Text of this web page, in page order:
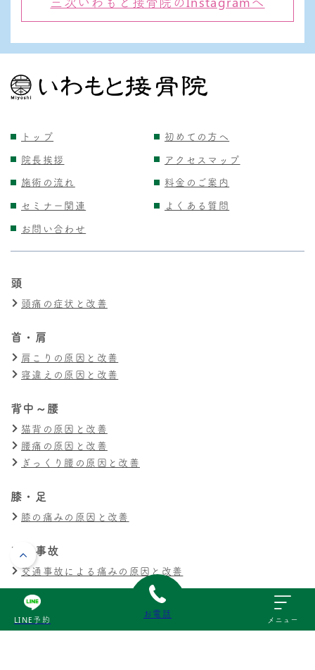
LINE予約
お電話
メニュー
トップ
初めての方へ
院長挨拶
アクセスマップ
施術の流れ
料金のご案内
セミナー関連
よくある質問
お問い合わせ
頭
頭痛の症状と改善
首・肩
肩こりの原因と改善
寝違えの原因と改善
背中～腰
猫背の原因と改善
腰痛の原因と改善
ぎっくり腰の原因と改善
膝・足
膝の痛みの原因と改善
交通事故
交通事故による痛みの原因と改善
その他
スポーツ障害の原因と改善